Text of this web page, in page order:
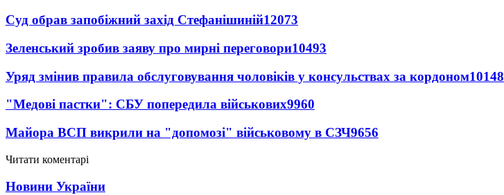
Суд обрав запобіжний захід Стефанішиній12073
Зеленський зробив заяву про мирні переговори10493
Уряд змінив правила обслуговування чоловіків у консульствах за кордоном10148
"Медові пастки": СБУ попередила військових9960
Майора ВСП викрили на "допомозі" військовому в СЗЧ9656
Читати коментарі
Новини України